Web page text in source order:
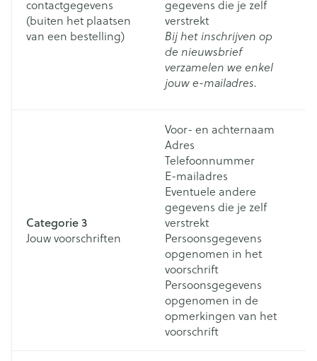
contactgegevens
(buiten het plaatsen
van een bestelling)
gegevens die je zelf
verstrekt
Bij het inschrijven op
de nieuwsbrief
verzamelen we enkel
jouw e-mailadres.
Categorie 3
Jouw voorschriften
Voor- en achternaam
Adres
Telefoonnummer
E-mailadres
Eventuele andere
gegevens die je zelf
verstrekt
Persoonsgegevens
opgenomen in het
voorschrift
Persoonsgegevens
opgenomen in de
opmerkingen van het
voorschrift